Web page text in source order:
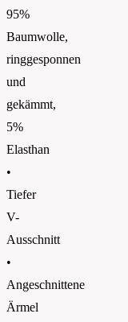
95%
Baumwolle,
ringgesponnen
und
gekämmt,
5%
Elasthan
•
Tiefer
V-
Ausschnitt
•
Angeschnittene
Ärmel